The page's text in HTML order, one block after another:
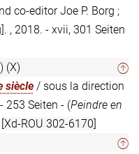
co-editor Joe P. Borg ;
, 2018. - xvii, 301 Seiten
(X)
siècle / sous la direction
253 Seiten - (Peindre en
[Xd-ROU 302-6170]